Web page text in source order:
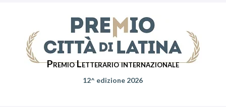
Premio Letterario internazionale
12^ edizione 2026